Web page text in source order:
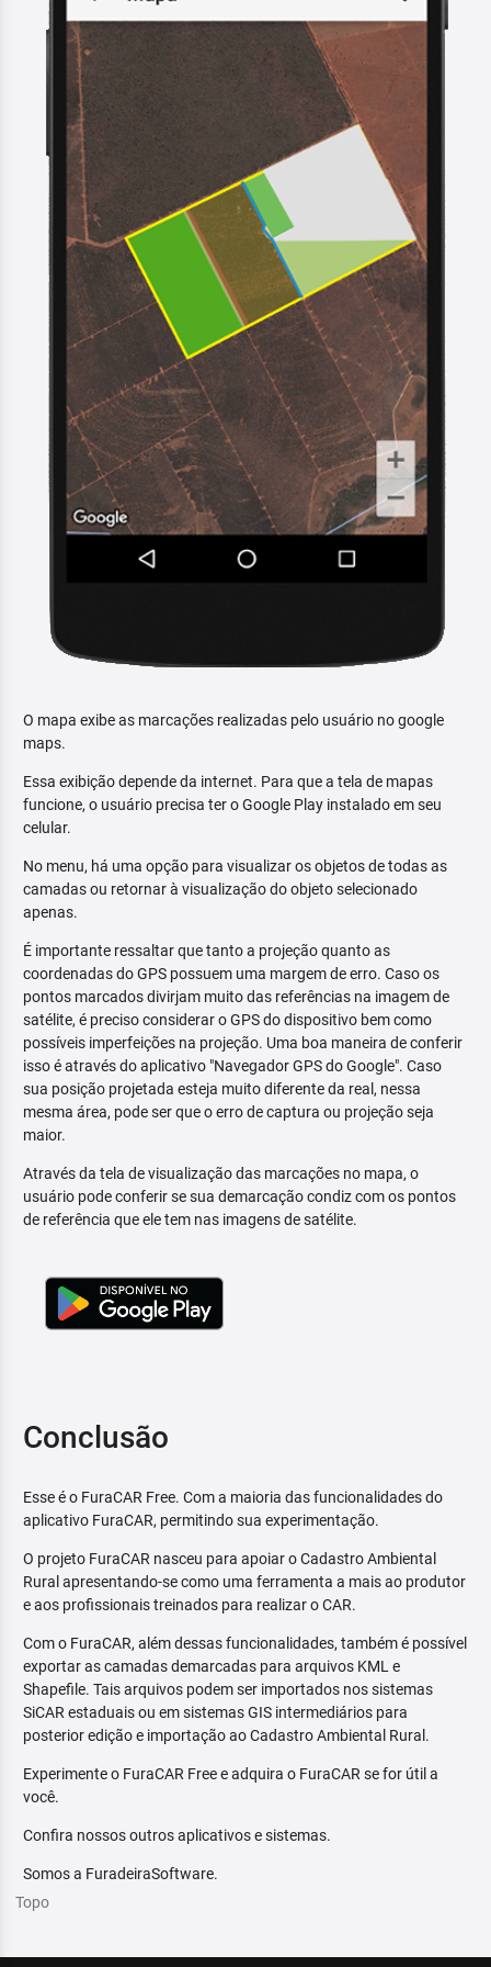
O mapa exibe as marcações realizadas pelo usuário no google
maps.
Essa exibição depende da internet. Para que a tela de mapas
funcione, o usuário precisa ter o Google Play instalado em seu
celular.
No menu, há uma opção para visualizar os objetos de todas as
camadas ou retornar à visualização do objeto selecionado
apenas.
É importante ressaltar que tanto a projeção quanto as
coordenadas do GPS possuem uma margem de erro. Caso os
pontos marcados divirjam muito das referências na imagem de
satélite, é preciso considerar o GPS do dispositivo bem como
possíveis imperfeições na projeção. Uma boa maneira de conferir
isso é através do aplicativo "Navegador GPS do Google". Caso
sua posição projetada esteja muito diferente da real, nessa
mesma área, pode ser que o erro de captura ou projeção seja
maior.
Através da tela de visualização das marcações no mapa, o
usuário pode conferir se sua demarcação condiz com os pontos
de referência que ele tem nas imagens de satélite.
Conclusão
Esse é o FuraCAR Free. Com a maioria das funcionalidades do
aplicativo FuraCAR, permitindo sua experimentação.
O projeto FuraCAR nasceu para apoiar o Cadastro Ambiental
Rural apresentando-se como uma ferramenta a mais ao produtor
e aos profissionais treinados para realizar o CAR.
Com o FuraCAR, além dessas funcionalidades, também é possível
exportar as camadas demarcadas para arquivos KML e
Shapefile. Tais arquivos podem ser importados nos sistemas
SiCAR estaduais ou em sistemas GIS intermediários para
posterior edição e importação ao Cadastro Ambiental Rural.
Experimente o FuraCAR Free e adquira o FuraCAR se for útil a
você.
Confira nossos outros aplicativos e sistemas.
Somos a FuradeiraSoftware.
Topo